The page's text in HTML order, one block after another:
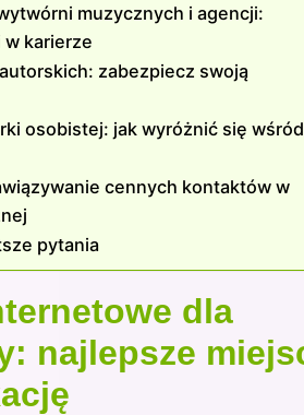
muzycznych i agencji:
karierze
zabezpiecz swoją
osobistej: jak wyróżnić się wśród
cennych kontaktów w
pytania
dla
najlepsze